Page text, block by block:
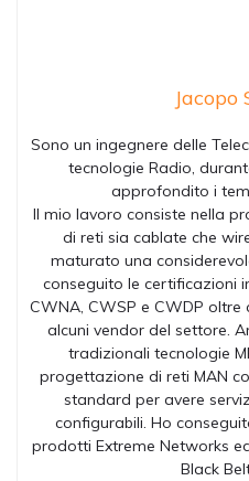
Jacopo
Sono un ingegnere delle
tecnologie Radio,
approfondito i
Il mio lavoro consiste nella
di reti sia cablate che
maturato una
conseguito le certificazioni
CWNA, CWSP e CWDP
alcuni vendor del settore.
tradizionali tecnologie
progettazione di reti MAN
standard per avere
configurabili. Ho
prodotti Extreme Networks
Black